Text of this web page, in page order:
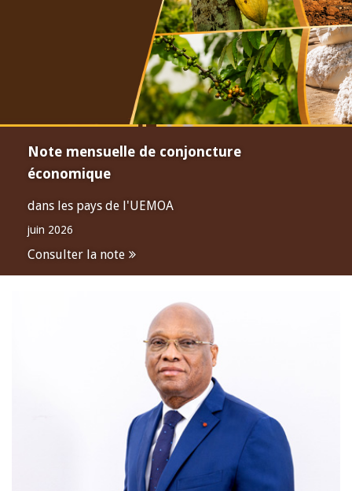
Note mensuelle de conjoncture
économique
dans les pays de l'UEMOA
juin 2026
Consulter la note